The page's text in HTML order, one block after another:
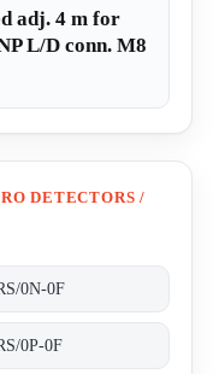
adj. 4 m for
L/D conn. M8
DETECTORS /
0N-0F
0P-0F